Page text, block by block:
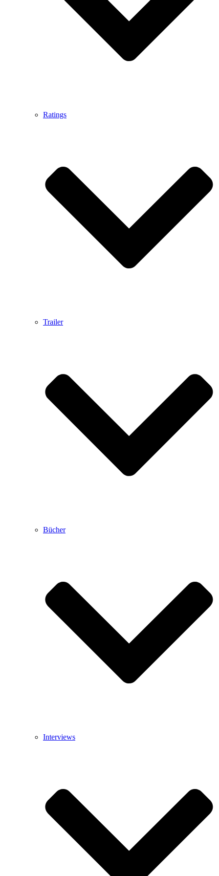
Ratings
Trailer
Bücher
Interviews